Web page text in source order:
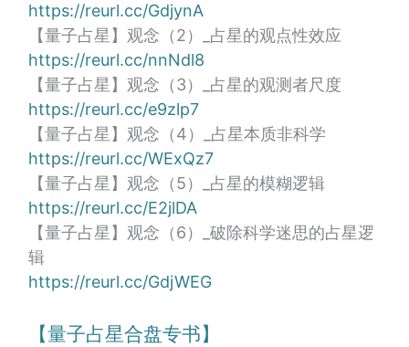
https://reurl.cc/GdjynA
【量子占星】观念（2）_占星的观点性效应
https://reurl.cc/nnNdl8
【量子占星】观念（3）_占星的观测者尺度
https://reurl.cc/e9zlp7
【量子占星】观念（4）_占星本质非科学
https://reurl.cc/WExQz7
【量子占星】观念（5）_占星的模糊逻辑
https://reurl.cc/E2jlDA
【量子占星】观念（6）_破除科学迷思的占星逻
辑
https://reurl.cc/GdjWEG
【量子占星合盘专书】